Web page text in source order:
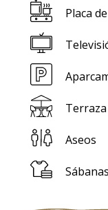
Placa
Terraza
Aseos